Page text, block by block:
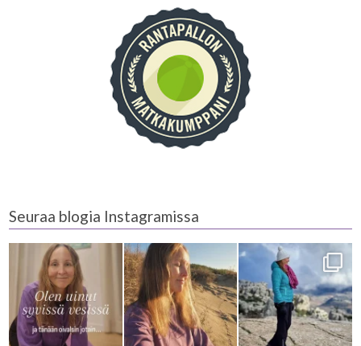
Seuraa blogia Instagramissa